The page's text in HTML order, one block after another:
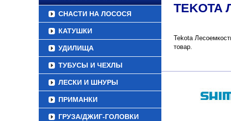
СНАСТИ НА ЛОСОСЯ
КАТУШКИ
УДИЛИЩА
ТУБУСЫ И ЧЕХЛЫ
ЛЕСКИ И ШНУРЫ
ПРИМАНКИ
ГРУЗА/ДЖИГ-ГОЛОВКИ
TEKOTA
Tekota
товар.